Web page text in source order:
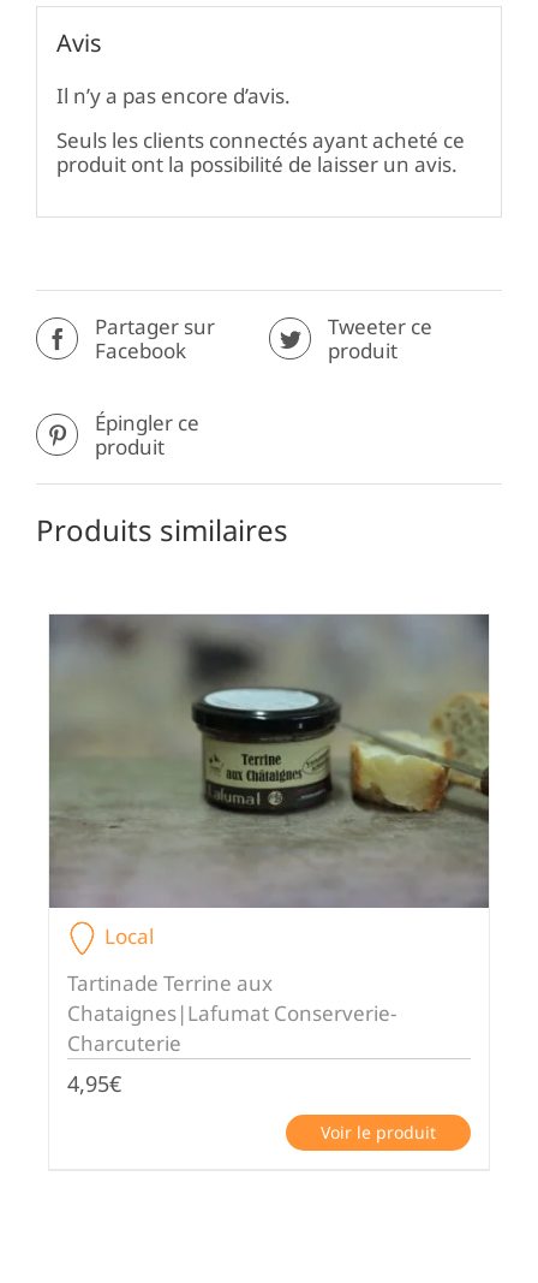
Avis
Il n’y a pas encore d’avis.
Seuls les clients connectés ayant acheté ce
produit ont la possibilité de laisser un avis.
Partager sur
Facebook
Tweeter ce
produit
Épingler ce
produit
Produits similaires
Local
Tartinade Terrine aux
Chataignes|Lafumat Conserverie-
Charcuterie
4,95€
Voir le produit